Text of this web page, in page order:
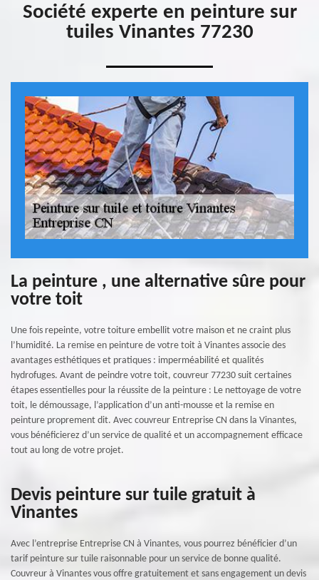
Société experte en peinture sur
tuiles Vinantes 77230
La peinture , une alternative sûre pour
votre toit
Une fois repeinte, votre toiture embellit votre maison et ne craint plus
l’humidité. La remise en peinture de votre toit à Vinantes associe des
avantages esthétiques et pratiques : imperméabilité et qualités
hydrofuges. Avant de peindre votre toit, couvreur 77230 suit certaines
étapes essentielles pour la réussite de la peinture : Le nettoyage de votre
toit, le démoussage, l’application d’un anti-mousse et la remise en
peinture proprement dit. Avec couvreur Entreprise CN dans la Vinantes,
vous bénéficierez d’un service de qualité et un accompagnement efficace
tout au long de votre projet.
Devis peinture sur tuile gratuit à
Vinantes
Avec l’entreprise Entreprise CN à Vinantes, vous pourrez bénéficier d’un
tarif peinture sur tuile raisonnable pour un service de bonne qualité.
Couvreur à Vinantes vous offre gratuitement et sans engagement un devis